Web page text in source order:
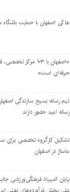
هاکی اصفهان با حمایت
«اصفهان با ۱۰۳
حرفه‌ای است»
تیم رسانه بسیج سازندگی
رسانه امید حضور دارند
تشکیل کارگروه تخصصی برای
ماساژ در اصفهان
پایان المپیاد فرهنگی‌ورزشی